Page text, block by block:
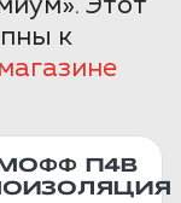
Этот
к
П4В